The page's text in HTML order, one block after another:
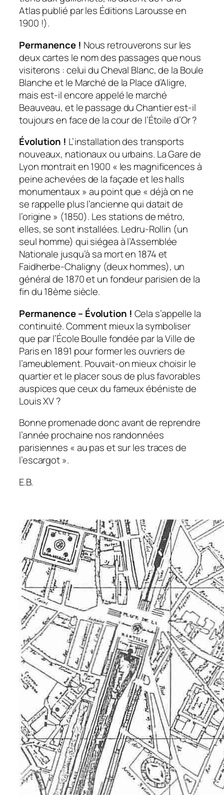
Atlas publié par les Éditions Larousse en
1900 !).
Permanence ! Nous retrouverons sur les
deux cartes le nom des passages que nous
visiterons : celui du Cheval Blanc, de la Boule
Blanche et le Marché de la Place d’Aligre,
mais est-il encore appelé le marché
Beauveau, et le passage du Chantier est-il
toujours en face de la cour de l’Étoile d’Or ?
Évolution ! L’installation des transports
nouveaux, nationaux ou urbains. La Gare de
Lyon montrait en 1900 « les magnificences à
peine achevées de la façade et les halls
monumentaux » au point que « déjà on ne
se rappelle plus l’ancienne qui datait de
l’origine » (1850). Les stations de métro,
elles, se sont installées. Ledru-Rollin (un
seul homme) qui siégea à l’Assemblée
Nationale jusqu’à sa mort en 1874 et
Faidherbe-Chaligny (deux hommes), un
général de 1870 et un fondeur parisien de la
fin du 18ème siècle.
Permanence – Évolution ! Cela s’appelle la
continuité. Comment mieux la symboliser
que par l’École Boulle fondée par la Ville de
Paris en 1891 pour former les ouvriers de
l’ameublement. Pouvait-on mieux choisir le
quartier et le placer sous de plus favorables
auspices que ceux du fameux ébéniste de
Louis XV ?
Bonne promenade donc avant de reprendre
l’année prochaine nos randonnées
parisiennes « au pas et sur les traces de
l’escargot ».
E.B.